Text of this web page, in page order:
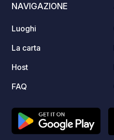
NAVIGAZIONE
Luoghi
La carta
Host
FAQ